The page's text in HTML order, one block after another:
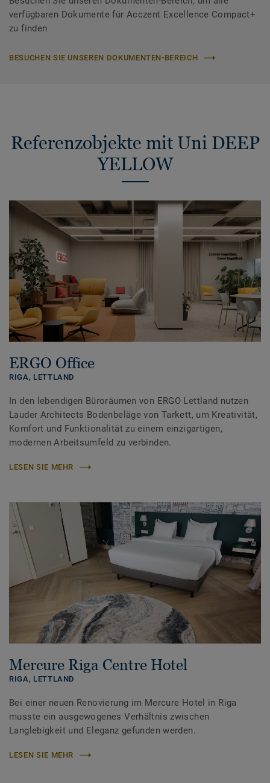
verfügbaren Dokumente für Acczent Excellence Compact+
zu finden
BESUCHEN SIE UNSEREN DOKUMENTEN-BEREICH
Referenzobjekte mit Uni DEEP
YELLOW
ERGO Office
RIGA, LETTLAND
In den lebendigen Büroräumen von ERGO Lettland nutzen
Lauder Architects Bodenbeläge von Tarkett, um Kreativität,
Komfort und Funktionalität zu einem einzigartigen,
modernen Arbeitsumfeld zu verbinden.
LESEN SIE MEHR
Mercure Riga Centre Hotel
RIGA, LETTLAND
Bei einer neuen Renovierung im Mercure Hotel in Riga
musste ein ausgewogenes Verhältnis zwischen
Langlebigkeit und Eleganz gefunden werden.
LESEN SIE MEHR